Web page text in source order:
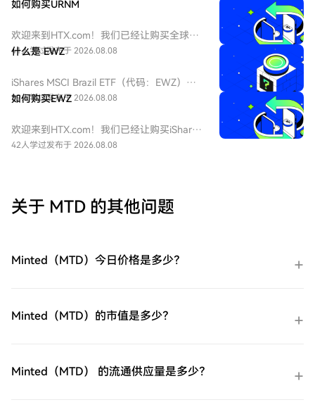
如何购买URNM
欢迎来到HTX.com！我们已经让购买全球铀
矿开采指数ETF（URNM）变得简单而便捷。
币之旅。第一步：创建您的HTX账户使用您
的电子邮件、手机号码注册一个免费账户在
HTX上。体验无忧的注册过程并解锁所有平
选择您的支付方式信用卡/借记卡购买：使用
您的Visa或Mastercard即时购买全球铀矿开
等流行支付方法以增加便利性。C2C购买：
的全球铀矿开采指数ETF（URNM）购买完您
易其他加密货币。第四步：交易全球铀矿开
易，并实时监控。HTX为初学者和经验丰富
41人学过发布于 2026.08.08
什么是 EWZ
iShares MSCI Brazil ETF（代码：EWZ），
中文：iShares 巴西 MSCI 指数 ETF，该 ETF
的交易所交易基金。该ETF在纽约证券交易所
（NYSE Arca）上市，旨在追踪MSCI Brazil
年，是衡量巴西市场表现的重要基准。
39人学过发布于 2026.08.08
如何购买EWZ
欢迎来到HTX.com！我们已经让购买iShares
巴西 MSCI 指数 ETF（EWZ）变得简单而便
户在HTX上。体验无忧的注册过程并解锁所
有平台功能。立即注册第二步：前往买币页
巴西 MSCI 指数 ETF（EWZ）。余额购买：
C2C购买：在HTX平台上直接与其他用户交
ETF（EWZ）购买完您的iShares 巴西 MSCI
42人学过发布于 2026.08.08
关于 MTD 的其他问题
Minted（MTD）今日价格是多少？
Minted（MTD）的市值是多少？
Minted（MTD） 的流通供应量是多少？